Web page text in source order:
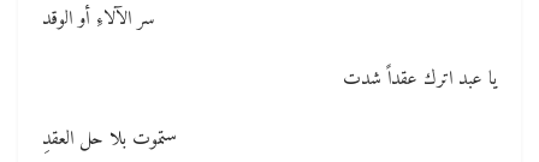
سر الآلاءِ أو الوقد
يا عبد اترك عقداً شدت
ستموت بلا حل العقدِ